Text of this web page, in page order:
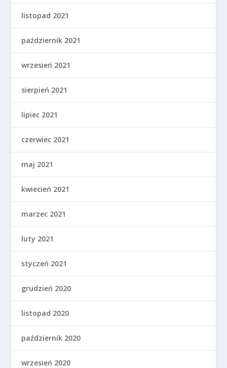
listopad 2021
październik 2021
wrzesień 2021
sierpień 2021
lipiec 2021
czerwiec 2021
maj 2021
kwiecień 2021
marzec 2021
luty 2021
styczeń 2021
grudzień 2020
listopad 2020
październik 2020
wrzesień 2020